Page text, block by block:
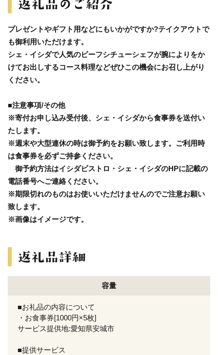
プレゼントやギフト用などにもいかがですか?テイクアウトで
も御利用いただけます。
シェ・イシダで人気のビーフシチューシェフが腕によりをか
けてお出しするコース料理などぜひこの機会にお召し上がり
ください。
■注意事項/その他
※寄付お申し込み受付後、シェ・イシダから食事券を送付い
たします。
※週末や大型連休の時は御予約をお願い致します。ご利用時
は食事券を必ずご持参ください。
御予約方法はイシダビストロ・シェ・イシダのHPに記載の
電話番号へご連絡ください。
※期限切れのものはお使いいただけませんのでご注意お願い
致します。
※画像はイメージです。
容量
■お礼品の内容について
・お食事券[1000円×5枚]
サービス提供地:愛知県安城市
■提供サービス